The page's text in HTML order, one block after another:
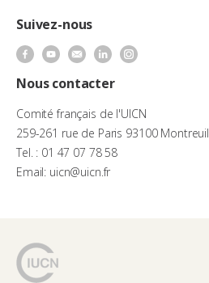
Suivez-nous
Nous contacter
Comité français de l'UICN
259-261 rue de Paris 93100 Montreuil
Tel. : 01 47 07 78 58
Email: uicn@uicn.fr